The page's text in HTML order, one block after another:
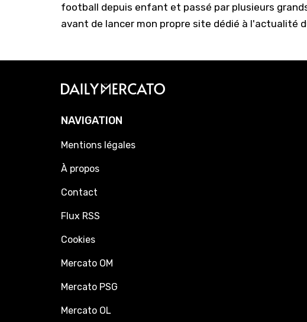
football depuis enfant et passé par plusieurs
avant de lancer mon propre site dédié à l'actualité
NAVIGATION
Mentions légales
À propos
Contact
Flux RSS
Cookies
Mercato OM
Mercato PSG
Mercato OL